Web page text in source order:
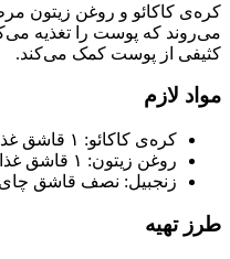
کره‌‌ی کاکائو و روغن زیتون
می‌روند که پوست را تغذیه
کثیفی از پوست کمک می‌کند.
مواد لازم
کره‌ی کاکائو: ۱ قاشق غذاخوری
روغن زیتون: ۱ قاشق غذاخوری
زنجبیل: نصف قاشق
طرز تهیه